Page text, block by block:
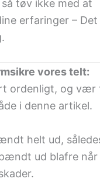
tøv ikke med at
erfaringer –
vores telt:
ordenligt, og vær
i denne artikel.
helt ud,
ud blafre når